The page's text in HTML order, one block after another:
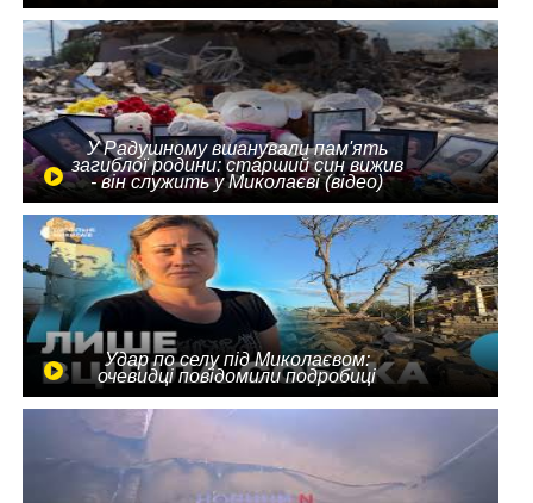
У Радушному вшанували пам'ять
загиблої родини: старший син вижив
- він служить у Миколаєві (відео)
Удар по селу під Миколаєвом:
очевидці повідомили подробиці